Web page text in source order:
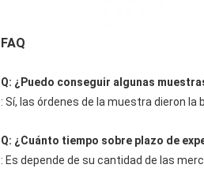
FAQ
Q: ¿Puedo conseguir algunas
: Sí, las órdenes de la muestra dieron la
Q: ¿Cuánto tiempo sobre plazo de
: Es depende de su cantidad de las